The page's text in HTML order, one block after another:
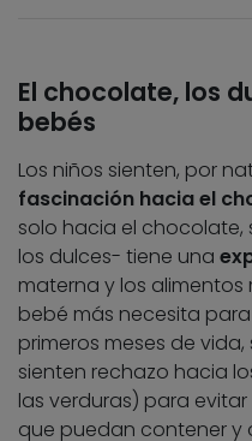
El chocolate, los
bebés
Los niños sienten, por
fascinación hacia el
solo hacia el
los dulces- tiene una
materna y los alimentos
bebé más necesita
primeros meses de
sienten rechazo hacia
las verduras) para
que puedan contener y